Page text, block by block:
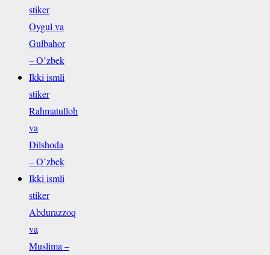
stiker
Oygul va
Gulbahor
– O’zbek
Ikki ismli
stiker
Rahmatulloh
va
Dilshoda
– O’zbek
Ikki ismli
stiker
Abdurazzoq
va
Muslima –